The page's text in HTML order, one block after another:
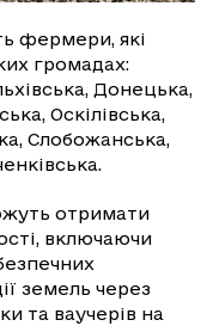
фермери, які
громадах:
Донецька,
Оскілівська,
Слобожанська,
отримати
включаючи
земель через
та ваучерів на